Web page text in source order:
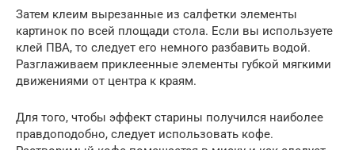
Затем клеим вырезанные из салфетки элементы
картинок по всей площади стола. Если вы используете
клей ПВА, то следует его немного разбавить водой.
Разглаживаем приклеенные элементы губкой мягкими
движениями от центра к краям.
Для того, чтобы эффект старины получился наиболее
правдоподобно, следует использовать кофе.